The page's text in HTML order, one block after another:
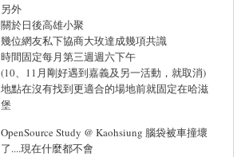
另外
關於日後高雄小聚
幾位網友私下協商大玫達成幾項共識
時間固定每月第三週週六下午
(10、11月剛好遇到嘉義及另一活動，就取消)
地點在沒有找到更適合的場地前就固定在哈滋
堡
OpenSource Study @ Kaohsiung 腦袋被車撞壞
了....現在什麼都不會